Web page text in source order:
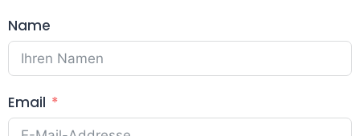
Name
Email